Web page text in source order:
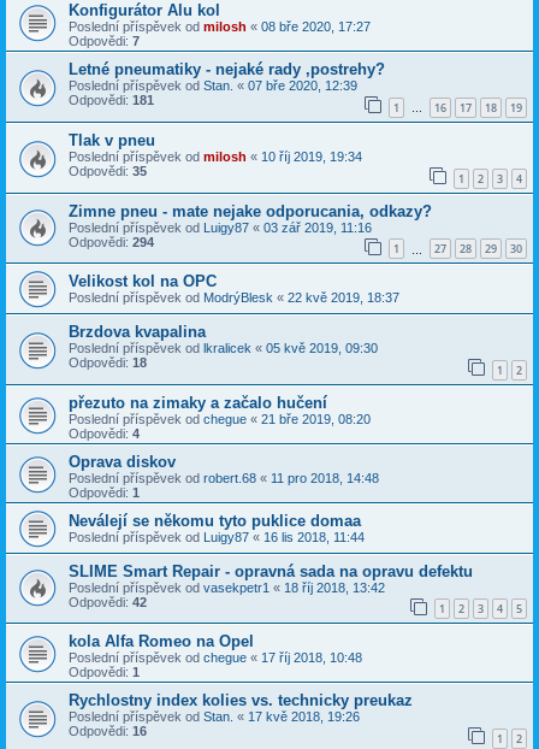
Konfigurátor Alu kol
Poslední příspěvek od milosh « 08 bře 2020, 17:27
Odpovědi: 7
Letné pneumatiky - nejaké rady ,postrehy?
Poslední příspěvek od Stan. « 07 bře 2020, 12:39
Odpovědi: 181 1 … 16 17 18 19
Tlak v pneu
Poslední příspěvek od milosh « 10 říj 2019, 19:34
Odpovědi: 35 1 2 3 4
Zimne pneu - mate nejake odporucania, odkazy?
Poslední příspěvek od Luigy87 « 03 zář 2019, 11:16
Odpovědi: 294 1 27 28 29 30
Velikost kol na OPC
Poslední příspěvek od ModrýBlesk « 22 kvě 2019, 18:37
Brzdova kvapalina
Poslední příspěvek od lkralicek « 05 kvě 2019, 09:30
Odpovědi: 18 1 2
přezuto na zimaky a začalo hučení
Poslední příspěvek od chegue « 21 bře 2019, 08:20
Odpovědi: 4
Oprava diskov
Poslední příspěvek od robert.68 « 11 pro 2018, 14:48
Odpovědi: 1
Neválejí se někomu tyto puklice domaa
Poslední příspěvek od Luigy87 « 16 lis 2018, 11:44
SLIME Smart Repair - opravná sada na opravu defektu
Poslední příspěvek od vasekpetr1 « 18 říj 2018, 13:42
Odpovědi: 42 1 2 3 4 5
kola Alfa Romeo na Opel
Poslední příspěvek od chegue « 17 říj 2018, 10:48
Odpovědi: 1
Rychlostny index kolies vs. technicky preukaz
Poslední příspěvek od Stan. « 17 kvě 2018, 19:26
Odpovědi: 16 1 2